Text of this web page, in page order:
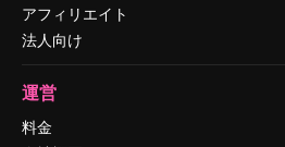
アフィリエイト
法人向け
運営
料金